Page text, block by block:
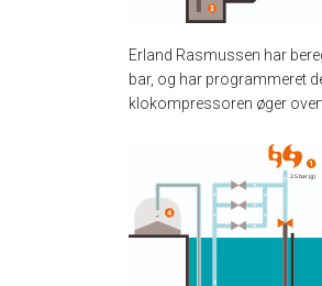
Erland Rasmussen har
bar, og har programmeret
klokompressoren øger